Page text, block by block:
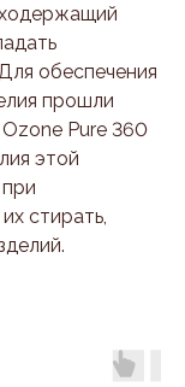
обеспечения
прошли
Pure 360
этой
стирать,